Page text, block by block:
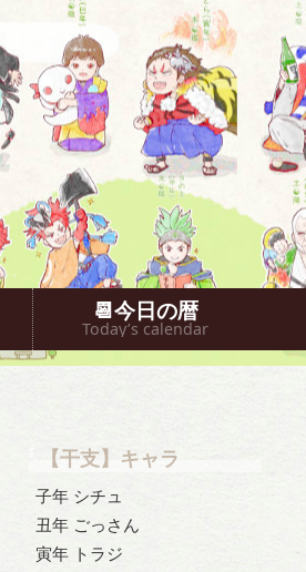
📆今日の暦
Today’s calendar
【干支】キャラ
子年 シチュ
丑年 ごっさん
寅年 トラジ